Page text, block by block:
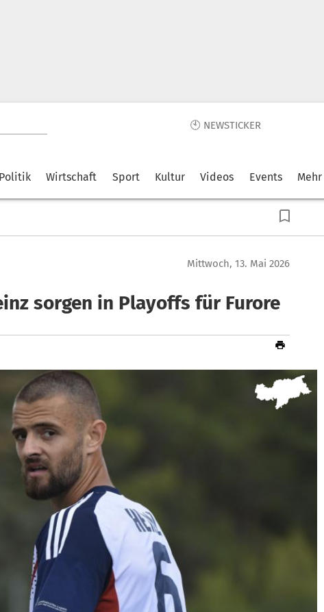
🕙 NEWSTICKER
Politik Wirtschaft Sport Kultur Videos Events Mehr
Mittwoch, 13. Mai 2026
sorgen in Playoffs für Furore